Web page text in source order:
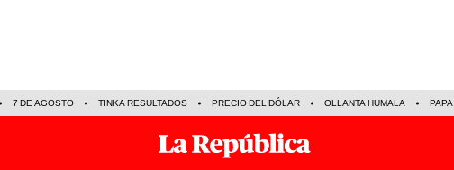
7 DE AGOSTO TINKA RESULTADOS PRECIO DEL DÓLAR OLLANTA HUMALA